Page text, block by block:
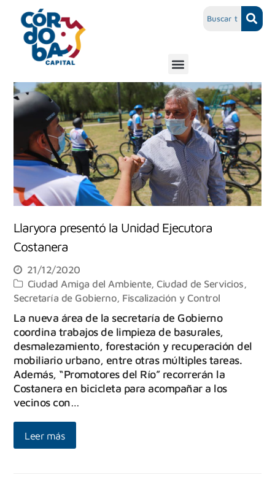
Llaryora presentó la Unidad Ejecutora
Costanera
21/12/2020
Ciudad Amiga del Ambiente,Ciudad de Servicios
Secretaría de Gobierno, Fiscalización y Control
La nueva área de la secretaría de Gobierno
coordina trabajos de limpieza de basurales,
desmalezamiento, forestación y recuperación del
mobiliario urbano, entre otras múltiples tareas.
Además, “Promotores del Río” recorrerán la
Costanera en bicicleta para acompañar a los
vecinos con…
Leer más